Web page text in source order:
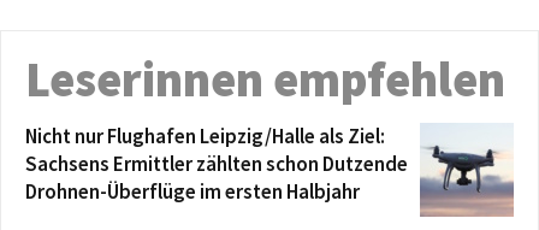
Leserinnen empfehlen
Nicht nur Flughafen Leipzig/Halle als Ziel:
Sachsens Ermittler zählten schon Dutzende
Drohnen-Überflüge im ersten Halbjahr